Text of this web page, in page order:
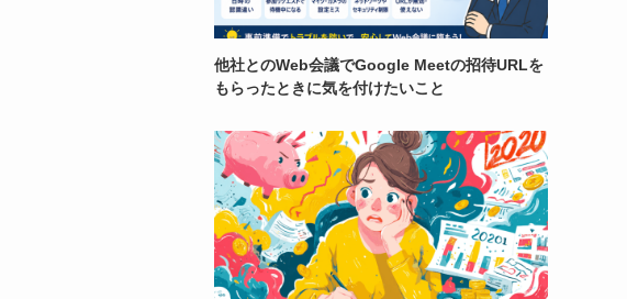
他社とのWeb会議でGoogle Meetの招待URLを
もらったときに気を付けたいこと